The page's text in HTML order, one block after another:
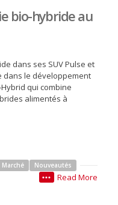
bio-hybride au
dans ses SUV Pulse et
dans le développement
qui combine
alimentés à
Marché Nouveautés
Read More
•••